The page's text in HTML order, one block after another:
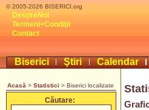
© 2005-2026 BISERICI.org
DespreNoi
Termeni+Condiţii
Contact
Biserici Ştiri Calendar
Acasă > Statistici > Biserici localizate
Căutare: